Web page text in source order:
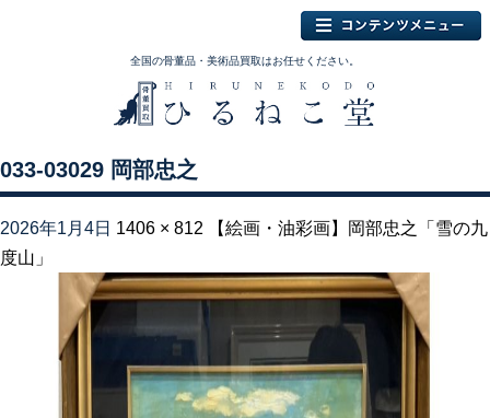
全国の骨董品・美術品買取はお任せください。
033-03029 岡部忠之
2026年1月4日 1406 × 812
【絵画・油彩画】岡部忠之「雪の九
度山」